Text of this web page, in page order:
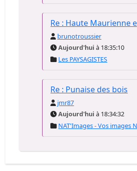
Re : Haute Maurienne
brunotroussier
Aujourd'hui à 18:35:10
Les PAYSAGISTES
Re : Punaise des bois
jmr87
Aujourd'hui à 18:34:32
NAT'Images - Vos images